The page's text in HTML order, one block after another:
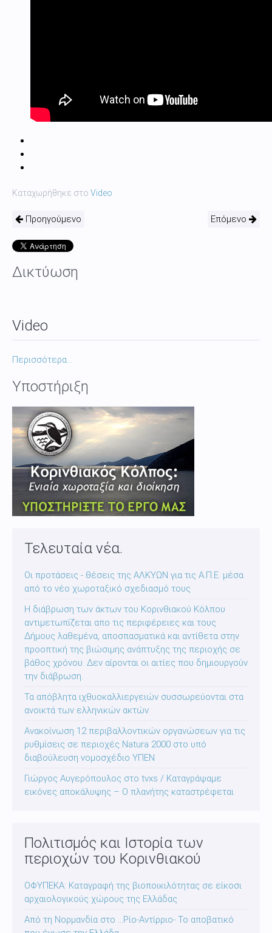
Καταχωρήθηκε στο Video
Προηγούμενο Επόμενο
Δικτύωση
Video
Περισσότερα...
Υποστήριξη
Τελευταία νέα.
Οι προτάσεις - θέσεις της ΑΛΚΥΩΝ για τις Α.Π.Ε. μέσα
από το νέο χωροταξικό σχεδιασμό τους
Η διάβρωση των άκτων του Κορινθιακού Κόλπου
αντιμετωπίζεται απο τις περιφέρειες και τους
Δήμους λαθεμένα, αποσπασματικά και αντίθετα στην
προοπτική της βιώσιμης ανάπτυξης της περιοχής σε
βάθος χρόνου. Δεν αίρονται οι αιτίες που δημιουργούν
την διάβρωση.
Τα απόβλητα ιχθυοκαλλιεργειών συσσωρεύονται στα
ανοικτά των ελληνικών ακτών
Ανακοίνωση 12 περιβαλλοντικών οργανώσεων για τις
ρυθμίσεις σε περιοχές Natura 2000 στο υπό
διαβούλευση νομοσχέδιο ΥΠΕΝ
Γιώργος Αυγερόπουλος στο tvxs / Καταγράψαμε
εικόνες αποκάλυψης – Ο πλανήτης καταστρέφεται
Πολιτισμός και Ιστορία των
περιοχών του Κορινθιακού
ΟΦΥΠΕΚΑ: Καταγραφή της βιοποικιλότητας σε είκοσι
αρχαιολογικούς χώρους της Ελλάδας
Από τη Νορμανδία στο …Ρίο-Αντίρριο- Το αποβατικό